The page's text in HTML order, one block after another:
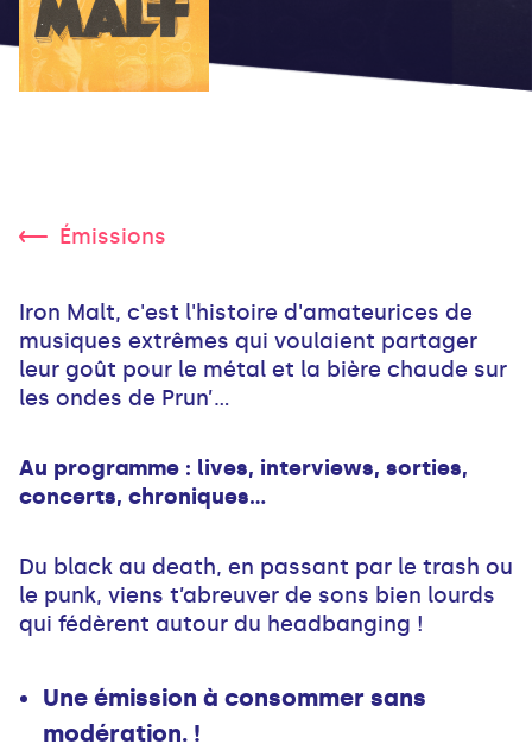
Émissions
Iron Malt, c'est l'histoire d'amateurices de
musiques extrêmes qui voulaient partager
leur goût pour le métal et la bière chaude sur
les ondes de Prun’...
Au programme : lives, interviews, sorties,
concerts, chroniques…
Du black au death, en passant par le trash ou
le punk, viens t’abreuver de sons bien lourds
qui fédèrent autour du headbanging !
Une émission à consommer sans
modération. !